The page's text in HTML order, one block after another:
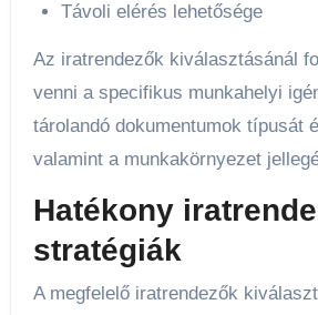
Távoli elérés lehetősége
Az iratrendezők kiválasztásánál
venni a specifikus munkahelyi
tárolandó dokumentumok típusát
valamint a munkakörnyezet
Hatékony
stratégiák
A megfelelő iratrendezők